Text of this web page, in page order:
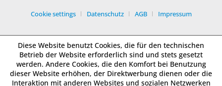
Cookie settings Datenschutz AGB Impressum
Diese Website benutzt Cookies, die für den technischen
Betrieb der Website erforderlich sind und stets gesetzt
werden. Andere Cookies, die den Komfort bei Benutzung
dieser Website erhöhen, der Direktwerbung dienen oder die
Interaktion mit anderen Websites und sozialen Netzwerken